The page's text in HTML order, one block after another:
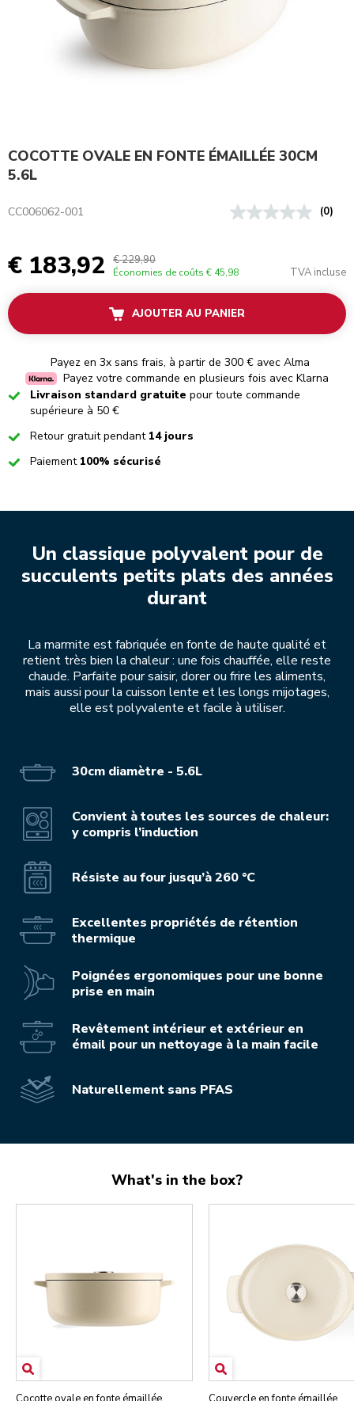
COCOTTE OVALE EN FONTE ÉMAILLÉE 30CM
5.6L
CC006062-001 (0)
€ 183,92 € 229,90
Économies de coûts € 45,98 TVA incluse
AJOUTER AU PANIER
Payez en 3x sans frais, à partir de 300 € avec Alma
Payez votre commande en plusieurs fois avec Klarna
CheckedLivraison standard gratuite pour toute commande
supérieure à 50 €
CheckedRetour gratuit pendant 14 jours
CheckedPaiement 100% sécurisé
Un classique polyvalent pour de
succulents petits plats des années
durant
La marmite est fabriquée en fonte de haute qualité et
retient très bien la chaleur : une fois chauffée, elle reste
chaude. Parfaite pour saisir, dorer ou frire les aliments,
mais aussi pour la cuisson lente et les longs mijotages,
elle est polyvalente et facile à utiliser.
30cm diamètre - 5.6L
Convient à toutes les sources de chaleur:
y compris l’induction
Résiste au four jusqu’à 260 °C
Excellentes propriétés de rétention
thermique
Poignées ergonomiques pour une bonne
prise en main
Revêtement intérieur et extérieur en
émail pour un nettoyage à la main facile
Naturellement sans PFAS
What's in the box?